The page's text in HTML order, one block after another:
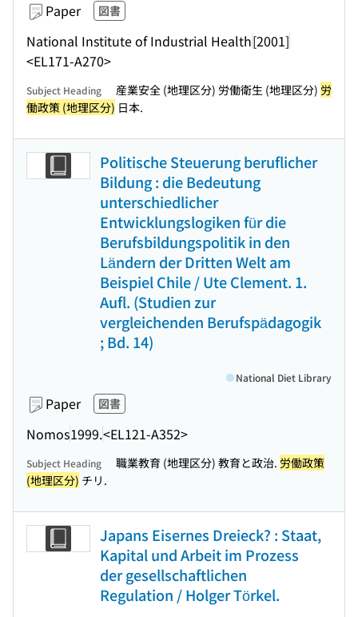
Paper 図書
National Institute of Industrial Health[2001]
<EL171-A270>
Subject Heading 産業安全 (地理区分) 労働衛生 (地理区分) 労
働政策 (地理区分) 日本.
Politische Steuerung beruflicher
Bildung : die Bedeutung
unterschiedlicher
Entwicklungslogiken für die
Berufsbildungspolitik in den
Ländern der Dritten Welt am
Beispiel Chile / Ute Clement. 1.
Aufl. (Studien zur
vergleichenden Berufspädagogik
; Bd. 14)
Paper 図書
Nomos1999.<EL121-A352>
National Diet Library
Subject Heading 職業教育 (地理区分) 教育と政治. 労働政策
(地理区分) チリ.
Japans Eisernes Dreieck? : Staat,
Kapital und Arbeit im Prozess
der gesellschaftlichen
Regulation / Holger Törkel.